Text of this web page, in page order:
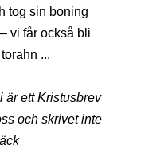
tog sin boning
vi får också bli
...
är ett Kristusbrev
och skrivet inte